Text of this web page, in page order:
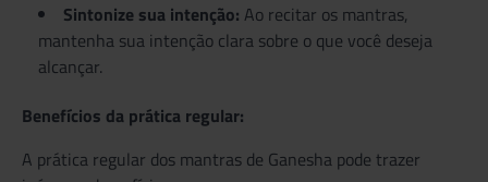
Sintonize sua intenção: Ao recitar os mantras,
mantenha sua intenção clara sobre o que você deseja
alcançar.
Benefícios da prática regular:
A prática regular dos mantras de Ganesha pode trazer